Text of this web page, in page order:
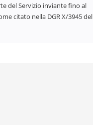
del Servizio inviante fino al
citato nella DGR X/3945 del